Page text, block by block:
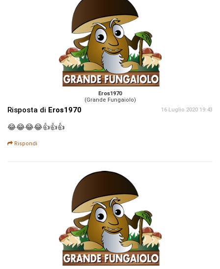
Eros1970
(Grande Fungaiolo)
Risposta di Eros1970 16 Luglio 2020 19:43
😂😂😂😂👍👍👍
Rispondi